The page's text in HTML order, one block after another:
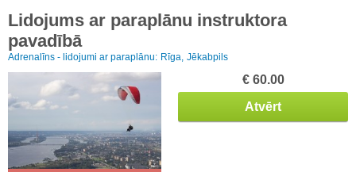
Lidojums ar paraplānu instruktora
pavadībā
Adrenalīns - lidojumi ar paraplānu: Rīga, Jēkabpils
€ 60.00
Atvērt